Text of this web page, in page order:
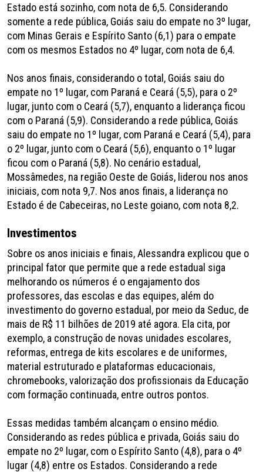
Estado está sozinho, com nota de 6,5. Considerando
somente a rede pública, Goiás saiu do empate no 3º lugar,
com Minas Gerais e Espírito Santo (6,1) para o empate
com os mesmos Estados no 4º lugar, com nota de 6,4.
Nos anos finais, considerando o total, Goiás saiu do
empate no 1º lugar, com Paraná e Ceará (5,5), para o 2º
lugar, junto com o Ceará (5,7), enquanto a liderança ficou
com o Paraná (5,9). Considerando a rede pública, Goiás
saiu do empate no 1º lugar, com Paraná e Ceará (5,4), para
o 2º lugar, junto com o Ceará (5,6), enquanto o 1º lugar
ficou com o Paraná (5,8). No cenário estadual,
Mossâmedes, na região Oeste de Goiás, liderou nos anos
iniciais, com nota 9,7. Nos anos finais, a liderança no
Estado é de Cabeceiras, no Leste goiano, com nota 8,2.
Investimentos
Sobre os anos iniciais e finais, Alessandra explicou que o
principal fator que permite que a rede estadual siga
melhorando os números é o engajamento dos
professores, das escolas e das equipes, além do
investimento do governo estadual, por meio da Seduc, de
mais de R$ 11 bilhões de 2019 até agora. Ela cita, por
exemplo, a construção de novas unidades escolares,
reformas, entrega de kits escolares e de uniformes,
material estruturado e plataformas educacionais,
chromebooks, valorização dos profissionais da Educação
com formação continuada, entre outros pontos.
Essas medidas também alcançam o ensino médio.
Considerando as redes pública e privada, Goiás saiu do
empate no 2º lugar, com o Espírito Santo (4,8), para o 4º
lugar (4,8) entre os Estados. Considerando a rede